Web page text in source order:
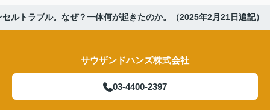
ルトラブル。なぜ？一体何が起きたのか。（2025年2月21日追記）
サウザンドハンズ株式会社
03-4400-2397